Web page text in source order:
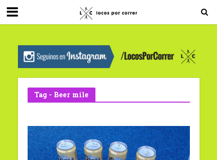
G-0X2PD3RFLV
Tag - Beer mile